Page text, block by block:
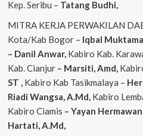
Kep. Seribu – Tatang Budhi,
MITRA KERJA PERWAKILAN
Kota/Kab Bogor – Iqbal
– Danil Anwar, Kabiro Kab.
Kab. Cianjur– Marsiti, Amd,
ST , Kabiro Kab Tasikmalaya –
Riadi Wangsa, A.Md, Kabiro
Kabiro Ciamis – Yayan Hermawan,
Hartati, A.Md,